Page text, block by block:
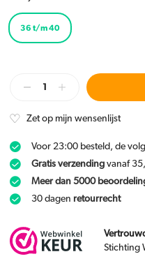
36 t/m 40
Zet op mijn wensenlijst
Voor 23:00 besteld, de
Gratis verzending vanaf
Meer dan 5000
30 dagen retourrecht
Stichting